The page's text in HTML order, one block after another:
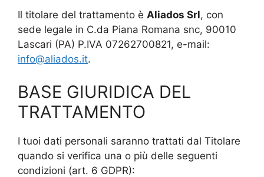
Il titolare del trattamento è Aliados Srl, con
sede legale in C.da Piana Romana snc, 90010
Lascari (PA) P.IVA 07262700821, e-mail:
info@aliados.it.
BASE GIURIDICA DEL
TRATTAMENTO
I tuoi dati personali saranno trattati dal Titolare
quando si verifica una o più delle seguenti
condizioni (art. 6 GDPR):